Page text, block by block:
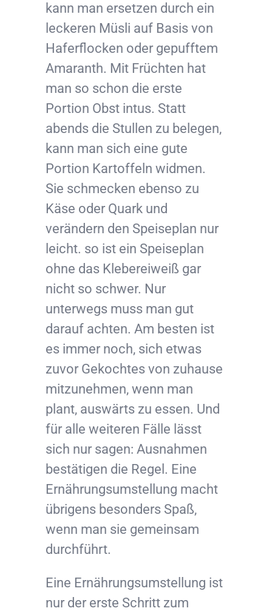
kann man ersetzen durch ein
leckeren Müsli auf Basis von
Haferflocken oder gepufftem
Amaranth. Mit Früchten hat
man so schon die erste
Portion Obst intus. Statt
abends die Stullen zu belegen,
kann man sich eine gute
Portion Kartoffeln widmen.
Sie schmecken ebenso zu
Käse oder Quark und
verändern den Speiseplan nur
leicht. so ist ein Speiseplan
ohne das Klebereiweiß gar
nicht so schwer. Nur
unterwegs muss man gut
darauf achten. Am besten ist
es immer noch, sich etwas
zuvor Gekochtes von zuhause
mitzunehmen, wenn man
plant, auswärts zu essen. Und
für alle weiteren Fälle lässt
sich nur sagen: Ausnahmen
bestätigen die Regel. Eine
Ernährungsumstellung macht
übrigens besonders Spaß,
wenn man sie gemeinsam
durchführt.
Eine Ernährungsumstellung ist
nur der erste Schritt zum